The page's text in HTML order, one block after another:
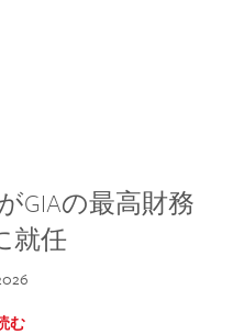
GIAの最高財務
就任
む